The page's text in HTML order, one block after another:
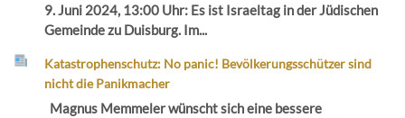
9. Juni 2024, 13:00 Uhr: Es ist Israeltag in der Jüdischen
Gemeinde zu Duisburg. Im...
Katastrophenschutz: No panic! Bevölkerungsschützer sind
nicht die Panikmacher
Magnus Memmeler wünscht sich eine bessere